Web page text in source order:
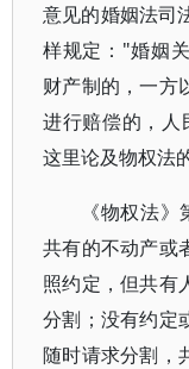
意见的婚姻法司
样规定："婚姻
财产制的，一方
进行赔偿的，
这里论及物权法
《物权法
共有的不动产或
照约定，但共有
分割；没有约定
随时请求分割，